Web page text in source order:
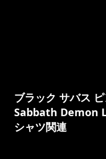
ブラック サバス
Sabbath Demon
シャツ関連